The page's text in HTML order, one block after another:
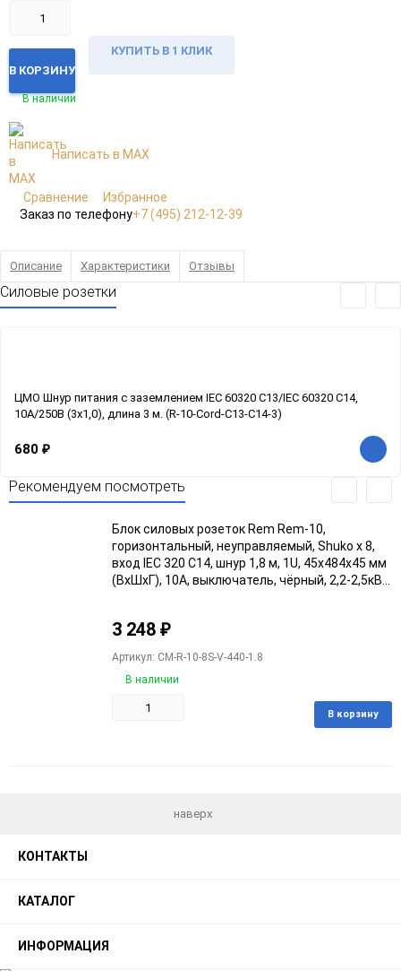
В КОРЗИНУ
КУПИТЬ В 1 КЛИК
В наличии
Написать в MAX
Сравнение
Избранное
Заказ по телефону+7 (495) 212-12-39
Описание Характеристики Отзывы
Силовые розетки
ЦМО Шнур питания с заземлением IEC 60320 C13/IEC 60320 C14,
10А/250В (3x1,0), длина 3 м. (R-10-Cord-C13-C14-3)
680 ₽
Рекомендуем посмотреть
Блок силовых розеток Rem Rem-10,
горизонтальный, неуправляемый, Shuko х 8,
вход IEC 320 C14, шнур 1,8 м, 1U, 45х484х45 мм
(ВхШхГ), 10А, выключатель, чёрный, 2,2-2,5кВт
3 248 ₽
Артикул: CM-R-10-8S-V-440-1.8
В наличии
В корзину
наверх
КОНТАКТЫ
КАТАЛОГ
ИНФОРМАЦИЯ